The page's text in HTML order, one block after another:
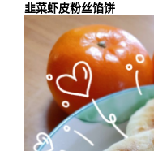
韭菜虾皮粉丝馅饼